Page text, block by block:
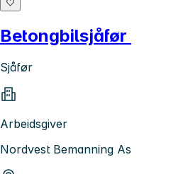
Betongbilsjåfør
Sjåfør
Arbeidsgiver
Nordvest Bemanning As